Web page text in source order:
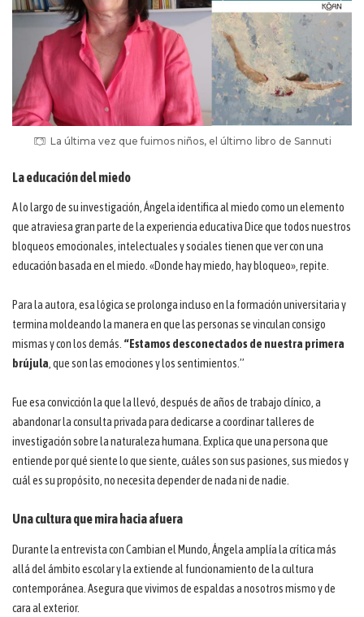
La última vez que fuimos niños, el último libro de Sannuti
La educación del miedo
A lo largo de su investigación, Ángela identifica al miedo como un elemento
que atraviesa gran parte de la experiencia educativa Dice que todos nuestros
bloqueos emocionales, intelectuales y sociales tienen que ver con una
educación basada en el miedo. «Donde hay miedo, hay bloqueo», repite.
Para la autora, esa lógica se prolonga incluso en la formación universitaria y
termina moldeando la manera en que las personas se vinculan consigo
mismas y con los demás. “Estamos desconectados de nuestra primera
brújula , que son las emociones y los sentimientos.”
Fue esa convicción la que la llevó, después de años de trabajo clínico, a
abandonar la consulta privada para dedicarse a coordinar talleres de
investigación sobre la naturaleza humana. Explica que una persona que
entiende por qué siente lo que siente, cuáles son sus pasiones, sus miedos y
cuál es su propósito, no necesita depender de nada ni de nadie.
Una cultura que mira hacia afuera
Durante la entrevista con Cambian el Mundo, Ángela amplía la crítica más
allá del ámbito escolar y la extiende al funcionamiento de la cultura
contemporánea. Asegura que vivimos de espaldas a nosotros mismo y de
cara al exterior.